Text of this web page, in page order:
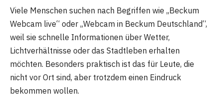
Viele Menschen suchen nach Begriffen wie „Beckum
Webcam live“ oder „Webcam in Beckum Deutschland“,
weil sie schnelle Informationen über Wetter,
Lichtverhältnisse oder das Stadtleben erhalten
möchten. Besonders praktisch ist das für Leute, die
nicht vor Ort sind, aber trotzdem einen Eindruck
bekommen wollen.